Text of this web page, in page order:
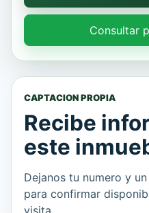
Consultar
CAPTACION PROPIA
Recibe
este
Dejanos tu numero y
para confirmar
visita.